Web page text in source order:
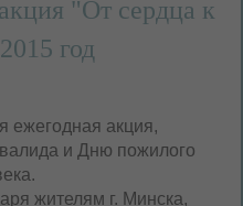
"От сердца к
год
ежегодная акция,
и Дню пожилого
жителям г. Минска,